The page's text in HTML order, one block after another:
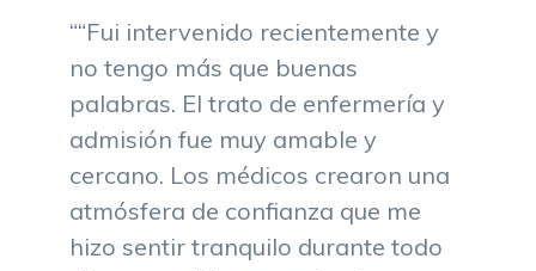
““Fui intervenido recientemente y
no tengo más que buenas
palabras. El trato de enfermería y
admisión fue muy amable y
cercano. Los médicos crearon una
atmósfera de confianza que me
hizo sentir tranquilo durante todo